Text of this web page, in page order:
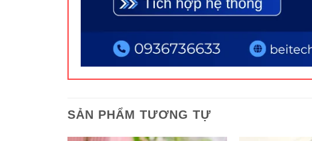
SẢN PHẨM TƯƠNG TỰ